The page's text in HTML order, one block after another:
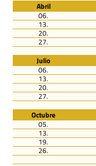
Abril
06.
13.
20.
27.
Julio
06.
13.
20.
27.
Octubre
05.
13.
19.
26.